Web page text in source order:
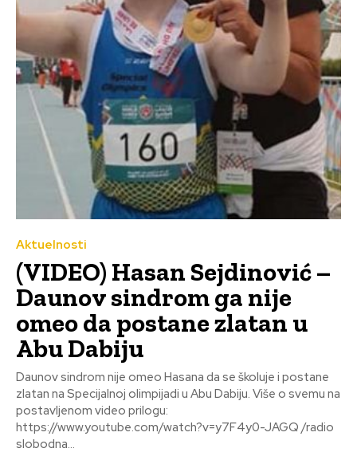
Aktuelnosti
(VIDEO) Hasan Sejdinović –
Daunov sindrom ga nije
omeo da postane zlatan u
Abu Dabiju
Daunov sindrom nije omeo Hasana da se školuje i postane
zlatan na Specijalnoj olimpijadi u Abu Dabiju. Više o svemu na
postavljenom video prilogu:
https://www.youtube.com/watch?v=y7F4y0-JAGQ /radio
slobodna...